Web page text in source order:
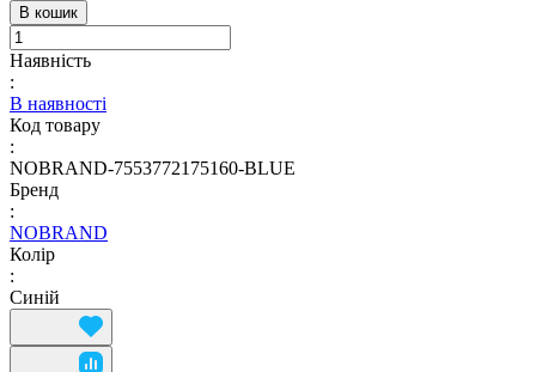
В кошик
Наявність
:
В наявності
Код товару
:
NOBRAND-7553772175160-BLUE
Бренд
:
NOBRAND
Колір
:
Синій